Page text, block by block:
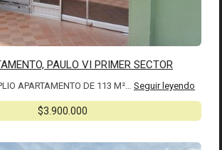
PAULO VI PRIMER SECTOR
APARTAMENTO DE 113 M²… Seguir leyendo
$3.900.000